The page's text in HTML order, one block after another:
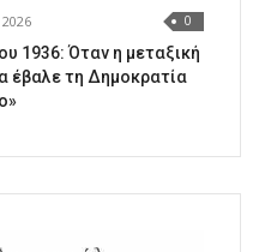
0
1936: Όταν η μεταξική
έβαλε τη Δημοκρατία